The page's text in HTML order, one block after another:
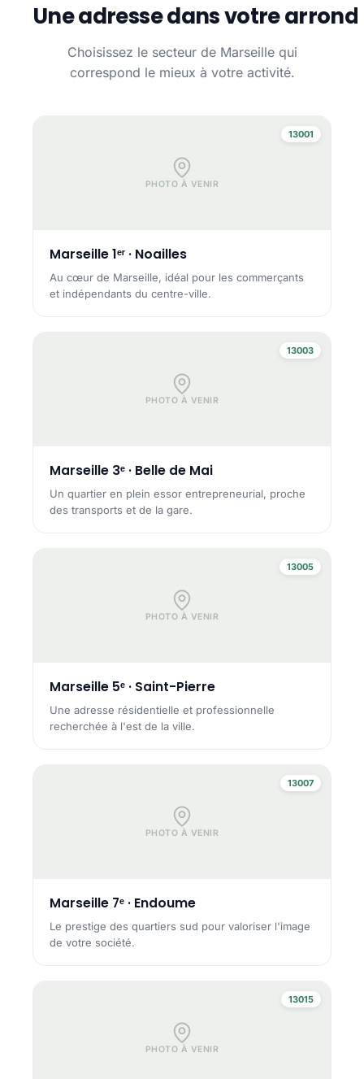
Une adresse dans votre
Choisissez le secteur de Marseille qui
correspond le mieux à votre activité.
PHOTO À VENIR
13001
Marseille 1ᵉʳ · Noailles
Au cœur de Marseille, idéal pour les commerçants
et indépendants du centre-ville.
PHOTO À VENIR
13003
Marseille 3ᵉ · Belle de Mai
Un quartier en plein essor entrepreneurial, proche
des transports et de la gare.
PHOTO À VENIR
13005
Marseille 5ᵉ · Saint-Pierre
Une adresse résidentielle et professionnelle
recherchée à l'est de la ville.
PHOTO À VENIR
13007
Marseille 7ᵉ · Endoume
Le prestige des quartiers sud pour valoriser l'image
de votre société.
PHOTO À VENIR
13015